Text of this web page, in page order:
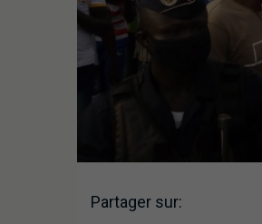
Partager sur: